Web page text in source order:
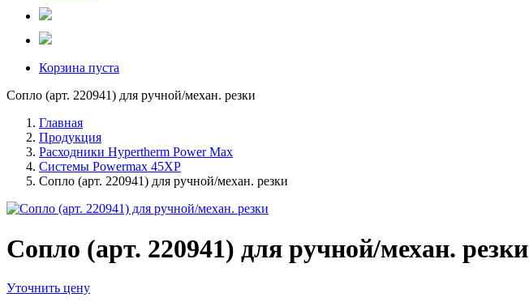
Корзина пуста
Сопло (арт. 220941) для ручной/механ. резки
Главная
Продукция
Расходники Hypertherm Power Max
Системы Powermax 45XP
Сопло (арт. 220941) для ручной/механ. резки
Сопло (арт. 220941) для ручной/механ. резки
Уточнить цену